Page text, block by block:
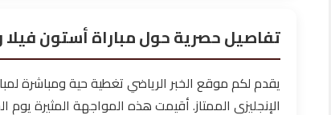
تفاصيل حصرية حول مباراة أستون فيلا
يقدم لكم موقع الخبر الرياضي تغطية حية ومباشرة